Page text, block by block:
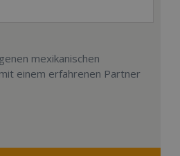
mexikanischen
einem erfahrenen Partner